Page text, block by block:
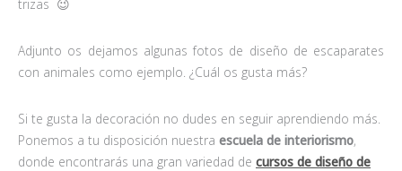
trizas 😉
Adjunto os dejamos algunas fotos de diseño de escaparates
con animales como ejemplo. ¿Cuál os gusta más?
Si te gusta la decoración no dudes en seguir aprendiendo más.
Ponemos a tu disposición nuestra escuela de interiorismo,
donde encontrarás una gran variedad de cursos de diseño de